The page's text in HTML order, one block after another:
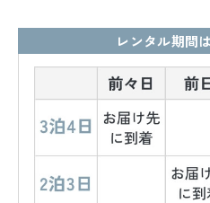
レンタル期間